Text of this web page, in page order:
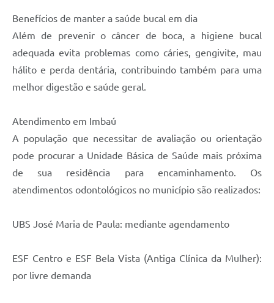
Benefícios de manter a saúde bucal em dia
Além de prevenir o câncer de boca, a higiene bucal
adequada evita problemas como cáries, gengivite, mau
hálito e perda dentária, contribuindo também para uma
melhor digestão e saúde geral.
Atendimento em Imbaú
A população que necessitar de avaliação ou orientação
pode procurar a Unidade Básica de Saúde mais próxima
de sua residência para encaminhamento. Os
atendimentos odontológicos no município são realizados:
UBS José Maria de Paula: mediante agendamento
ESF Centro e ESF Bela Vista (Antiga Clínica da Mulher):
por livre demanda